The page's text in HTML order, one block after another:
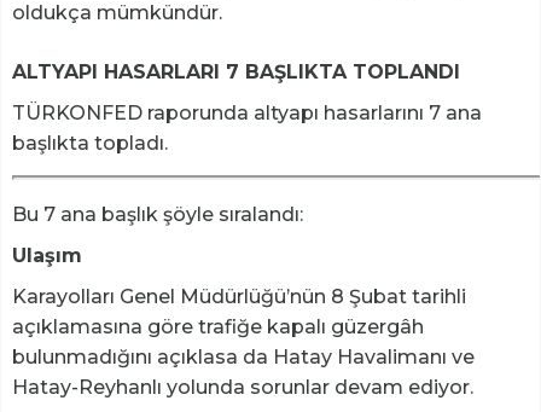
oldukça mümkündür.
ALTYAPI HASARLARI 7 BAŞLIKTA TOPLANDI
TÜRKONFED raporunda altyapı hasarlarını 7 ana
başlıkta topladı.
Bu 7 ana başlık şöyle sıralandı:
Ulaşım
Karayolları Genel Müdürlüğü’nün 8 Şubat tarihli
açıklamasına göre trafiğe kapalı güzergâh
bulunmadığını açıklasa da Hatay Havalimanı ve
Hatay-Reyhanlı yolunda sorunlar devam ediyor.